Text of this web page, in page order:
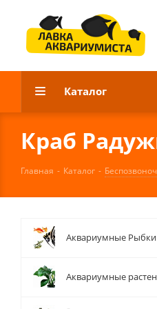
Каталог
Краб
Главная - Каталог -
Аквариумные Рыбки
Аквариумные